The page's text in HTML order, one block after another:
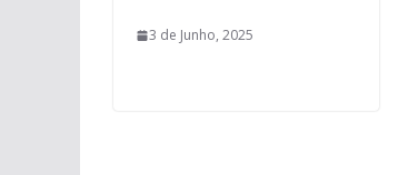
3 de Junho, 2025